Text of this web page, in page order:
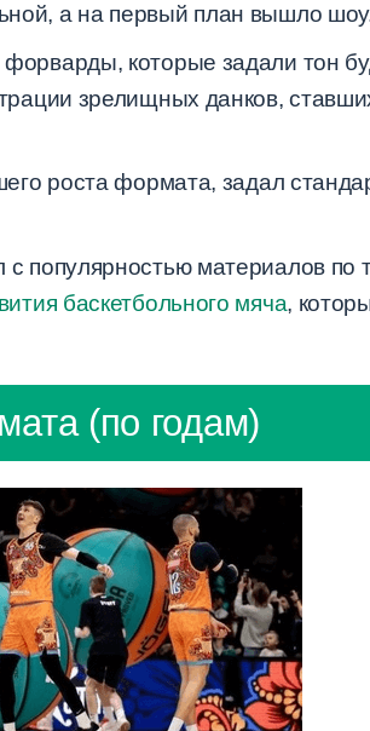
а на первый план вышло
которые задали тон
зрелищных данков,
роста формата, задал
популярностью материалов по
баскетбольного мяча,
(по годам)